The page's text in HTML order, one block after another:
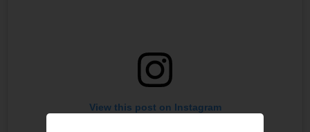
View this post on Instagram